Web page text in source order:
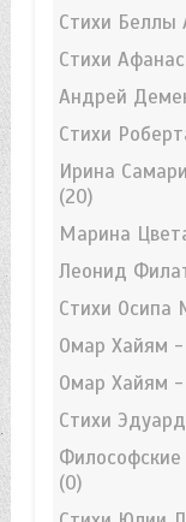
Стихи Беллы
Стихи
Андрей
Стихи
Ирина
(20)
Марина
Леонид
Стихи
Омар Хайям -
Омар Хайям
Стихи
(0)